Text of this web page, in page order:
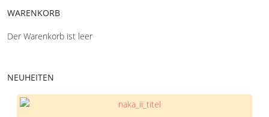
WARENKORB
Der Warenkorb ist leer
NEUHEITEN